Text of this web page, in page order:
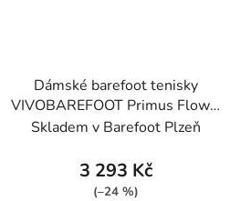
Dámské barefoot tenisky
VIVOBAREFOOT Primus Flow -
Bright White/ Neon
Skladem v Barefoot Plzeň
3 293 Kč
(–24 %)